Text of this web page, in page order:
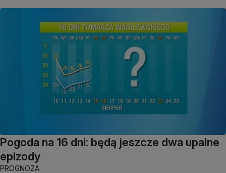
Pogoda na 16 dni: będą jeszcze dwa upalne
epizody
PROGNOZA